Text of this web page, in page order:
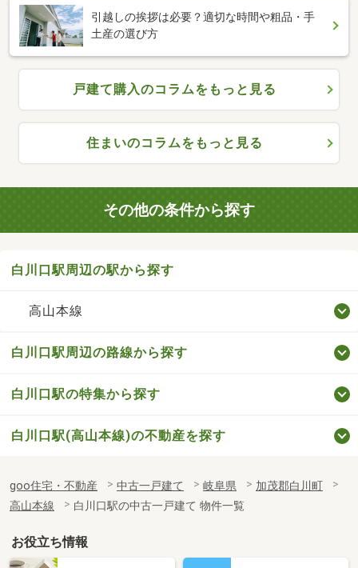
引越しの挨拶は必要？適切な時間や粗品・手
土産の選び方
戸建て購入のコラムをもっと見る
住まいのコラムをもっと見る
その他の条件から探す
白川口駅周辺の駅から探す
高山本線
白川口駅周辺の路線から探す
白川口駅の特集から探す
白川口駅(高山本線)の不動産を探す
goo住宅・不動産 中古一戸建て 岐阜県
加茂郡白川町
高山本線
白川口駅の中古一戸建て 物件一覧
お役立ち情報